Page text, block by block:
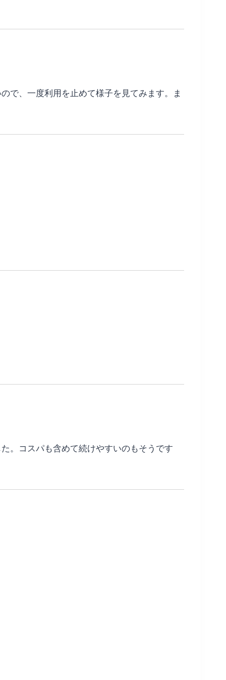
で、一度利用を止めて様子を見てみます。ま
。コスパも含めて続けやすいのもそうです